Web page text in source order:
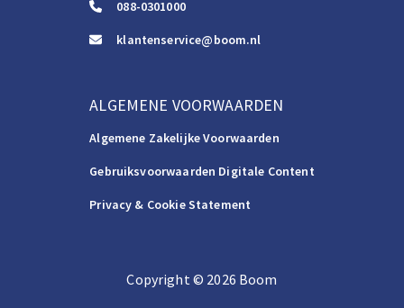
088-0301000
klantenservice@boom.nl
ALGEMENE VOORWAARDEN
Algemene Zakelijke Voorwaarden
Gebruiksvoorwaarden Digitale Content
Privacy & Cookie Statement
Copyright©️ 2026 Boom